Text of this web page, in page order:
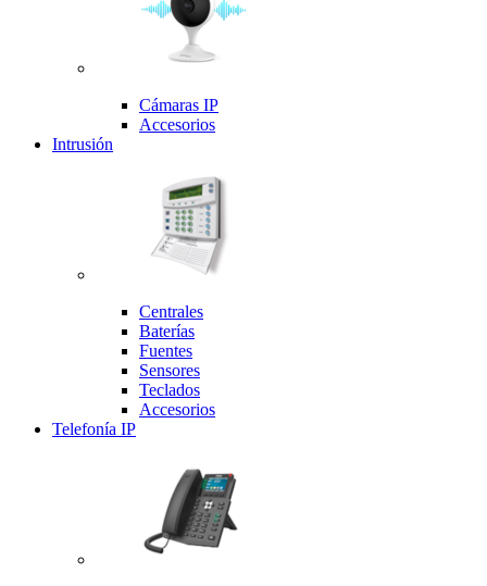
Cámaras IP
Accesorios
Intrusión
Centrales
Baterías
Fuentes
Sensores
Teclados
Accesorios
Telefonía IP